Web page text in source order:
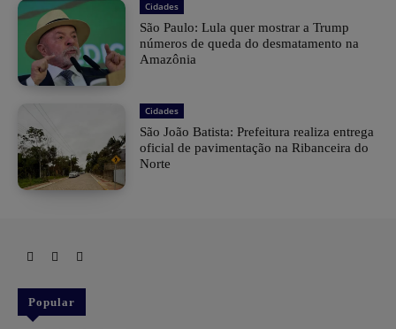
Cidades
São Paulo: Lula quer mostrar a Trump
números de queda do desmatamento na
Amazônia
Cidades
São João Batista: Prefeitura realiza entrega
oficial de pavimentação na Ribanceira do
Norte
Popular